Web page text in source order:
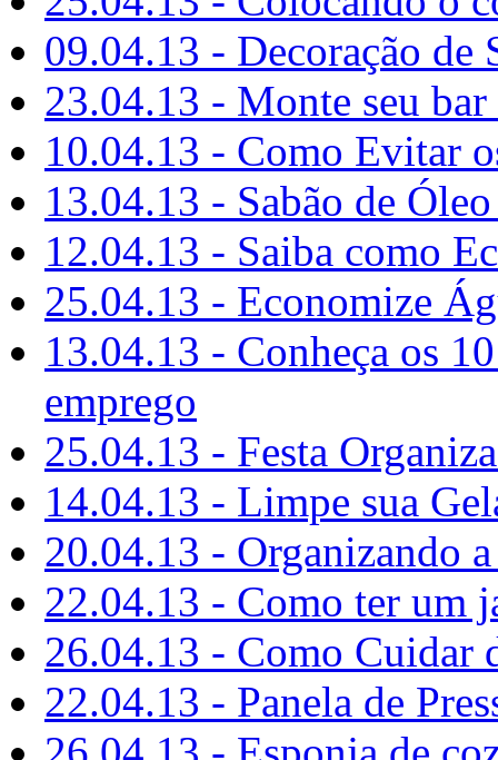
09.04.13 - Decoração de
23.04.13 - Monte seu bar
10.04.13 - Como Evitar
13.04.13 - Sabão de
12.04.13 - Saiba como
25.04.13 - Economize
13.04.13 - Conheça os
emprego
25.04.13 - Festa
14.04.13 - Limpe sua
20.04.13 - Organizando
22.04.13 - Como ter um
26.04.13 - Como Cuidar
22.04.13 - Panela de